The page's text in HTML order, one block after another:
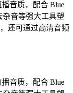
音质，配合 Blue
音等强大工具塑
还可通过高清音频
音质，配合 Blue